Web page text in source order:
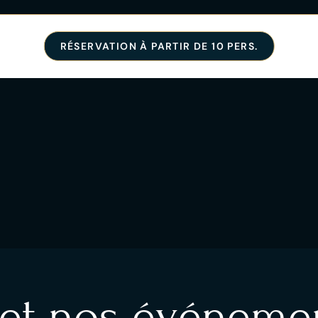
RÉSERVATION À PARTIR DE 10 PERS.